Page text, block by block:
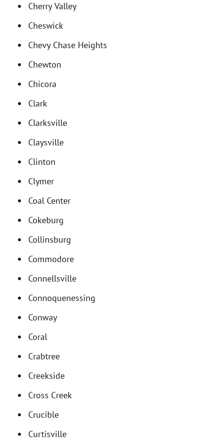
Cherry Valley
Cheswick
Chevy Chase Heights
Chewton
Chicora
Clark
Clarksville
Claysville
Clinton
Clymer
Coal Center
Cokeburg
Collinsburg
Commodore
Connellsville
Connoquenessing
Conway
Coral
Crabtree
Creekside
Cross Creek
Crucible
Curtisville